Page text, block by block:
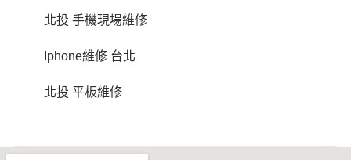
北投 手機現場維修
Iphone維修 台北
北投 平板維修